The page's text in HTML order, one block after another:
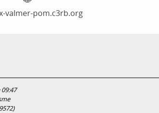
valmer-pom.c3rb.org
)